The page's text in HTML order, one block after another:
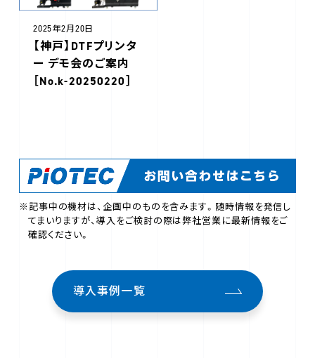
2025年2月20日
【神戸】DTFプリンタ
ー デモ会のご案内
［No.k-20250220］
※記事中の機材は、企画中のものを含みます。随時情報を発信し
てまいりますが、導入をご検討の際は弊社営業に最新情報をご
確認ください。
導入事例一覧